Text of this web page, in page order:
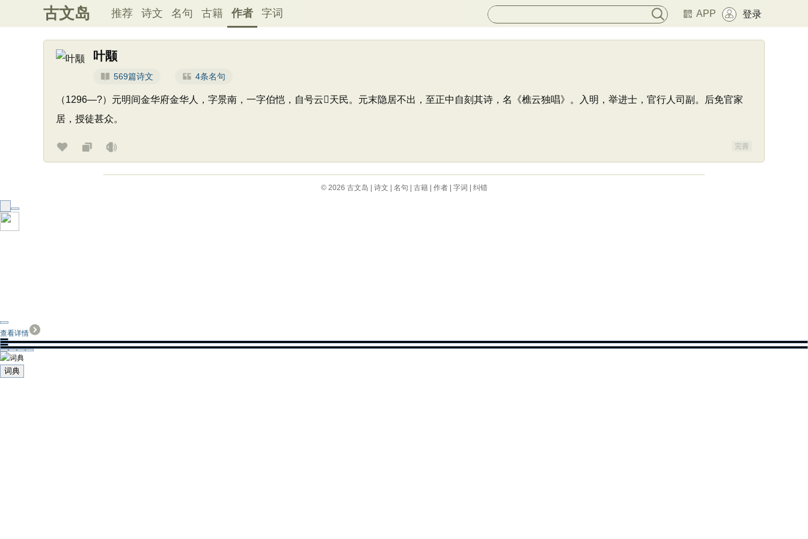
古文岛 推荐 诗文 名句 古籍 作者 字词 APP 登录
叶颙
569篇诗文 4条名句
（1296—?）元明间金华府金华人，字景南，一字伯恺，自号云𩕢天民。元末隐居不出，至正中自刻其诗，名《樵云独唱》。入明，举进士，官行人司副。后免官家
居，授徒甚众。
完善
© 2026 古文岛 诗文 名句 古籍| 作者| 字词 纠错
查看详情
词典